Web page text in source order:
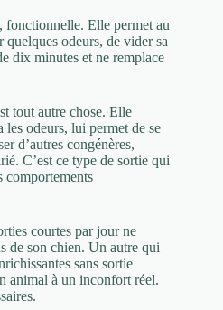
fonctionnelle. Elle permet au
quelques odeurs, de vider sa
dix minutes et ne remplace
tout autre chose. Elle
odeurs, lui permet de se
d’autres congénères,
C’est ce type de sortie qui
comportements
courtes par jour ne
de son chien. Un autre qui
sans sortie
animal à un inconfort réel.